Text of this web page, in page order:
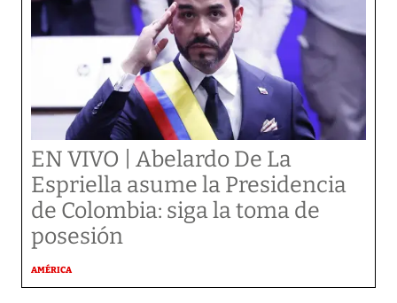
EN VIVO | Abelardo De La
Espriella asume la Presidencia
de Colombia: siga la toma de
posesión
AMÉRICA